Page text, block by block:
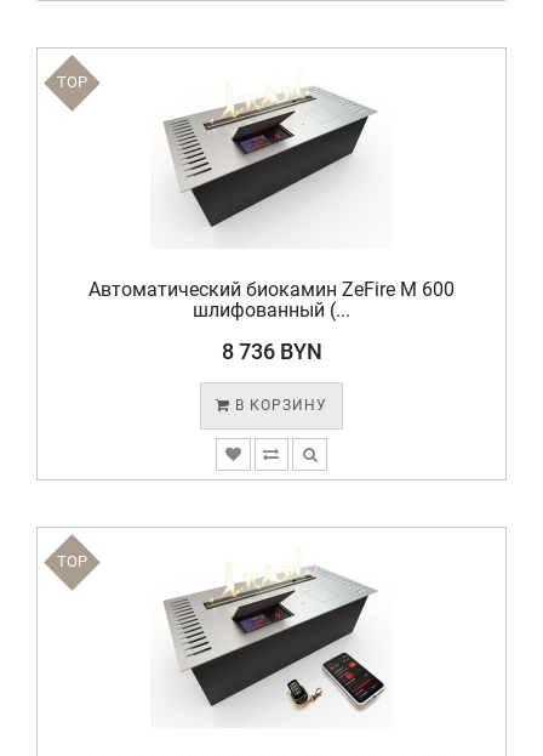
TOP
Автоматический биокамин ZeFire М 600
шлифованный (...
8 736 BYN
В КОРЗИНУ
TOP